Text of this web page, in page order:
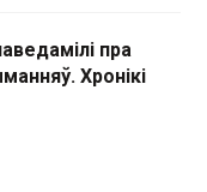
пра
Хронікі